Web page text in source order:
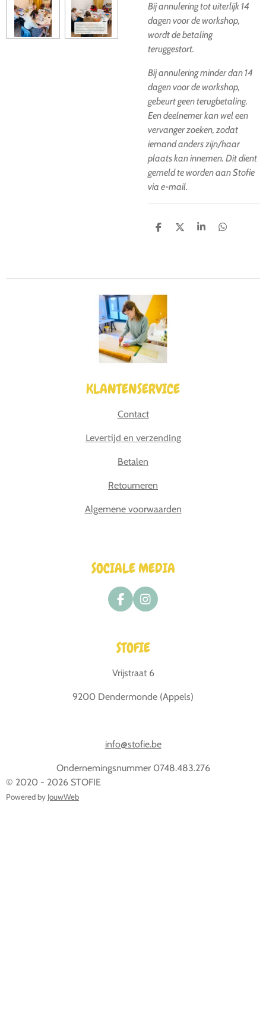
Bij annulering tot uiterlijk 14
dagen voor de workshop,
wordt de betaling
teruggestort.
Bij annulering minder dan 14
dagen voor de workshop,
gebeurt geen terugbetaling.
Een deelnemer kan wel een
vervanger zoeken, zodat
iemand anders zijn/haar
plaats kan innemen. Dit dient
gemeld te worden aan Stofie
via e-mail.
D
D
S
D
KLANTENSERVICE
Contact
Levertijd en verzending
Betalen
Retourneren
Algemene voorwaarden
SOCIALE MEDIA
F
a
b
o
I
n
a
r
m
STOFIE
Vrijstraat 6
9200 Dendermonde (Appels)
info@stofie.be
Ondernemingsnummer 0748.483.276
© 2020 - 2026 STOFIE
Powered by JouwWeb